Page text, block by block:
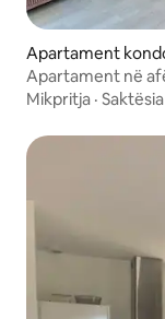
Apartament
Apartament në
Mikpritja · Saktësia